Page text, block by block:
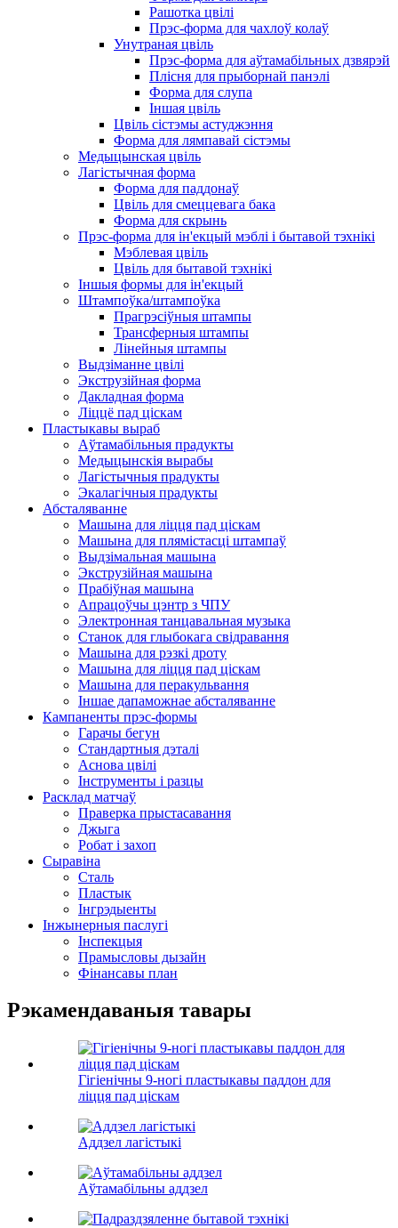
Рашотка цвілі
Прэс-форма для чахлоў колаў
Унутраная цвіль
Прэс-форма для аўтамабільных дзвярэй
Плісня для прыборнай панэлі
Форма для слупа
Іншая цвіль
Цвіль сістэмы астуджэння
Форма для лямпавай сістэмы
Медыцынская цвіль
Лагістычная форма
Форма для паддонаў
Цвіль для смеццевага бака
Форма для скрынь
Прэс-форма для ін'екцый мэблі і бытавой тэхнікі
Мэблевая цвіль
Цвіль для бытавой тэхнікі
Іншыя формы для ін'екцый
Штампоўка/штампоўка
Прагрэсіўныя штампы
Трансферныя штампы
Лінейныя штампы
Выдзіманне цвілі
Экструзійная форма
Дакладная форма
Ліццё пад ціскам
Пластыкавы выраб
Аўтамабільныя прадукты
Медыцынскія вырабы
Лагістычныя прадукты
Экалагічныя прадукты
Абсталяванне
Машына для ліцця пад ціскам
Машына для плямістасці штампаў
Выдзімальная машына
Экструзійная машына
Прабіўная машына
Апрацоўчы цэнтр з ЧПУ
Электронная танцавальная музыка
Станок для глыбокага свідравання
Машына для рэзкі дроту
Машына для ліцця пад ціскам
Машына для перакульвання
Іншае дапаможнае абсталяванне
Кампаненты прэс-формы
Гарачы бегун
Стандартныя дэталі
Аснова цвілі
Інструменты і разцы
Расклад матчаў
Праверка прыстасавання
Джыга
Робат і захоп
Сыравіна
Сталь
Пластык
Інгрэдыенты
Інжынерныя паслугі
Інспекцыя
Прамысловы дызайн
Фінансавы план
Рэкамендаваныя тавары
Гігіенічны 9-ногі пластыкавы паддон для
ліцця пад ціскам
Аддзел лагістыкі
Аўтамабільны аддзел